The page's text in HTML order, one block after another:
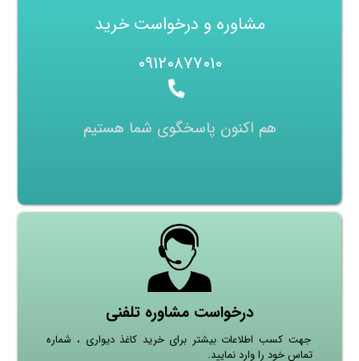
مشاوره و درخواست خرید
۰۹۱۲۰۸۷۷۰۱۰
هم اکنون پاسخگوی شما هستیم
درخواست مشاوره تلفنی
جهت کسب اطلاعات بیشتر برای خرید کاغذ دیواری ، شماره
تماس خود را وارد نمایید.